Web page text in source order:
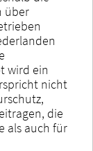
über
wird ein
nicht
die
als auch für